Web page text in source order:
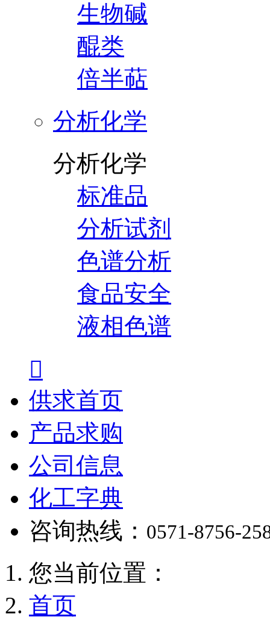
生物碱
醌类
倍半萜
分析化学
分析化学
标准品
分析试剂
色谱分析
食品安全
液相色谱

供求首页
产品求购
公司信息
化工字典
咨询热线： 0571-8756-
您当前位置：
首页